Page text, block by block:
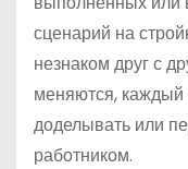
сценарий на
незнаком друг с
меняются, каждый
доделывать или
работником.